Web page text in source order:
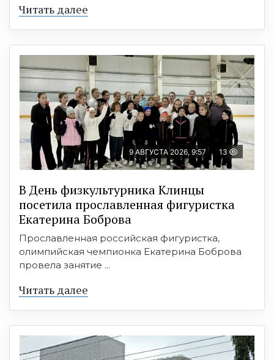
Читать далее
9 АВГУСТА 2026, 9:57 13
В День физкультурника Клинцы
посетила прославленная фигуристка
Екатерина Боброва
Прославленная российская фигуристка,
олимпийская чемпионка Екатерина Боброва
провела занятие ...
Читать далее